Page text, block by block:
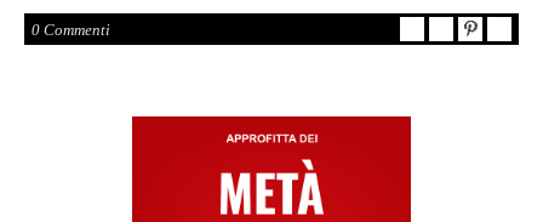
0 Commenti